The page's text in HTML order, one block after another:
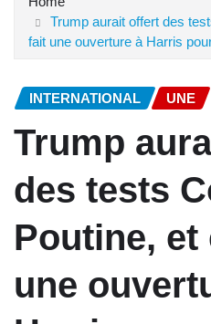
Trump aurait offert des
fait une ouverture à Harris
INTERNATIONAL UNE
Trump
des tests
Poutine, et
une